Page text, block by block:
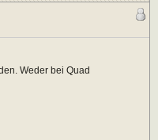
Weder bei Quad